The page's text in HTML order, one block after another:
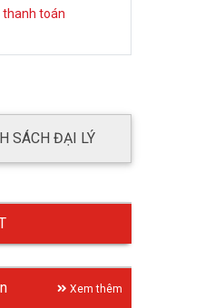
toán
SÁCH ĐẠI LÝ
Xem thêm